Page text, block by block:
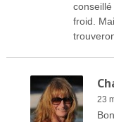
froid.
23